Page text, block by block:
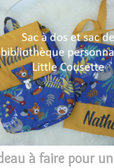
à faire pour